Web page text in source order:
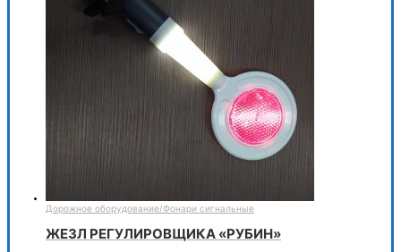
Дорожное оборудование/Фонари сигнальные
ЖЕЗЛ РЕГУЛИРОВЩИКА «РУБИН»